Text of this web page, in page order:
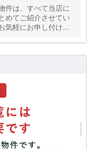
件は、すべて当店に
めてご紹介させてい
気軽にお申し付けく